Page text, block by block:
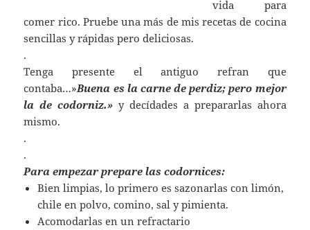
vida para
comer rico. Pruebe una más de mis recetas de cocina
sencillas y rápidas pero deliciosas.
.
Tenga presente el antiguo refran que
contaba…»Buena es la carne de perdiz; pero mejor
la de codorniz.» y decídades a prepararlas ahora
mismo.
.
.
Para empezar prepare las codornices:
Bien limpias, lo primero es sazonarlas con limón,
chile en polvo, comino, sal y pimienta.
Acomodarlas en un refractario